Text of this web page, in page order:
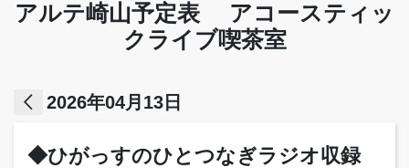
アルテ崎山予定表 アコースティッ
クライブ喫茶室
arrow_back_ios 2026年04月13日
◆ひがっすのひとつなぎラジオ収録